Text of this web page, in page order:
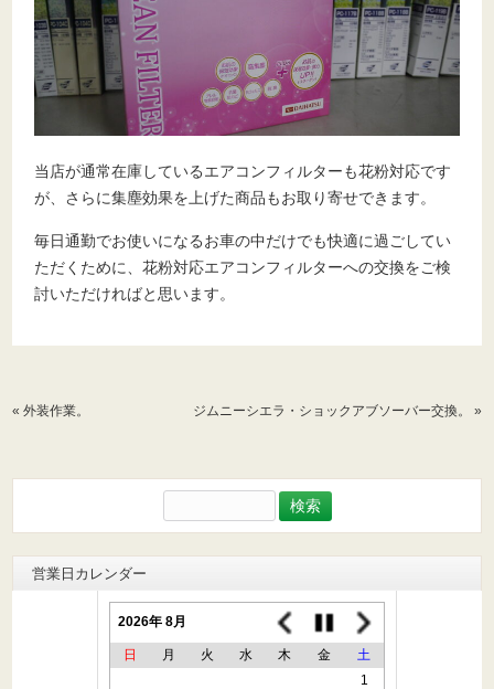
当店が通常在庫しているエアコンフィルターも花粉対応です
が、さらに集塵効果を上げた商品もお取り寄せできます。
毎日通勤でお使いになるお車の中だけでも快適に過ごしてい
ただくために、花粉対応エアコンフィルターへの交換をご検
討いただければと思います。
«外装作業。 ジムニーシエラ・ショックアブソーバー交換。 »
索:
営業日カレンダー
2026年 8月
日 月 火 水 木 金
土
1